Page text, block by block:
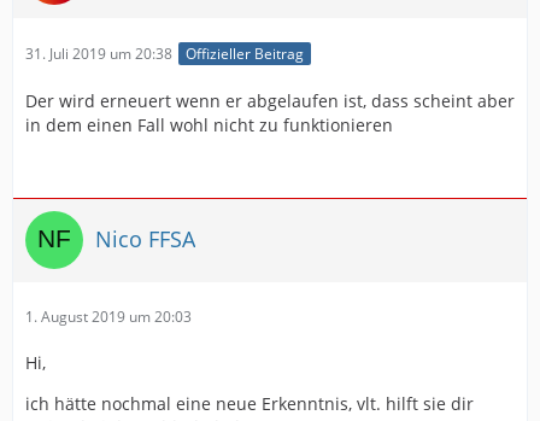
31. Juli 2019 um 20:38 Offizieller Beitrag
Der wird erneuert wenn er abgelaufen ist, dass scheint aber
in dem einen Fall wohl nicht zu funktionieren
Nico FFSA
1. August 2019 um 20:03
Hi,
ich hätte nochmal eine neue Erkenntnis, vlt. hilft sie dir